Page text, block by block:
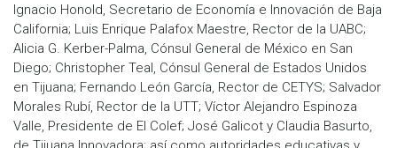
Ignacio Honold, Secretario de Economía e Innovación de Baja
California; Luis Enrique Palafox Maestre, Rector de la UABC;
Alicia G. Kerber-Palma, Cónsul General de México en San
Diego; Christopher Teal, Cónsul General de Estados Unidos
en Tijuana; Fernando León García, Rector de CETYS; Salvador
Morales Rubí, Rector de la UTT; Víctor Alejandro Espinoza
Valle, Presidente de El Colef; José Galicot y Claudia Basurto,